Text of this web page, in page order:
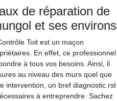
de réparation de
et ses environs
Toit est un maçon
En effet, ce professionnel
à tous vos besoins. Ainsi, il
au niveau des murs quel que
intervention, un bref diagnostic rst
à entreprendre. Sachez